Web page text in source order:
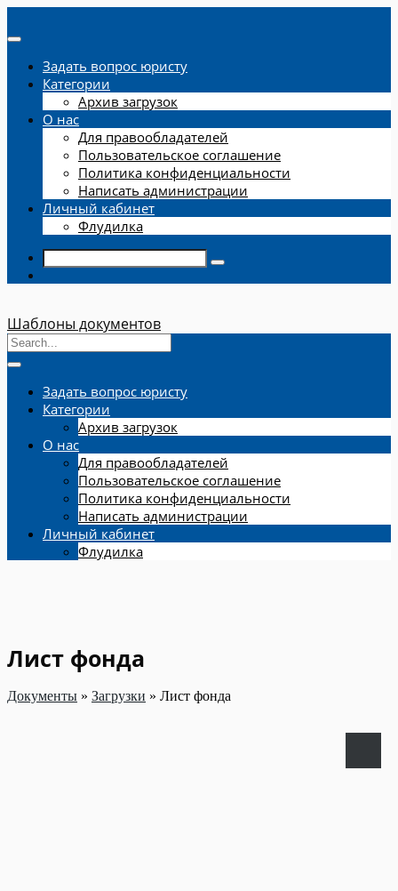
Задать вопрос юристу
Категории
Архив загрузок
О нас
Для правообладателей
Пользовательское соглашение
Политика конфиденциальности
Написать администрации
Личный кабинет
Флудилка
Шаблоны документов
Задать вопрос юристу
Категории
Архив загрузок
О нас
Для правообладателей
Пользовательское соглашение
Политика конфиденциальности
Написать администрации
Личный кабинет
Флудилка
Лист фонда
Документы » Загрузки » Лист фонда